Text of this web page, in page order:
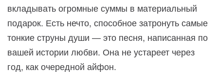
вкладывать огромные суммы в материальный
подарок. Есть нечто, способное затронуть самые
тонкие струны души — это песня, написанная по
вашей истории любви. Она не устареет через
год, как очередной айфон.